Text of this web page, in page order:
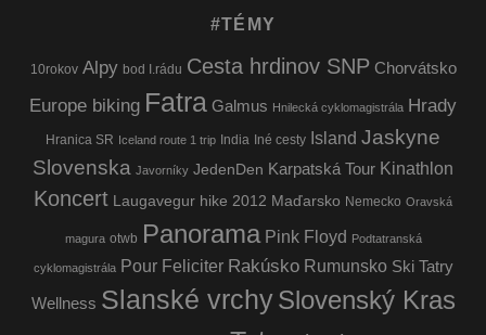
#TÉMY
10rokov Alpy bod I.rádu Cesta hrdinov SNP Chorvátsko
Europe biking Fatra Galmus Hnilecká cyklomagistrála Hrady
Hranica SR Iceland route 1 trip India Iné cesty Island Jaskyne
Slovenska Javorníky JedenDen Karpatská Tour Kinathlon
Koncert Laugavegur hike 2012 Maďarsko Nemecko Oravská
magura otwb Panorama Pink Floyd Podtatranská
cyklomagistrála Pour Feliciter Rakúsko Rumunsko Ski Tatry
Wellness Slanské vrchy Slovenský Kras